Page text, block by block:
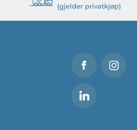
(gjelder privatkjøp)